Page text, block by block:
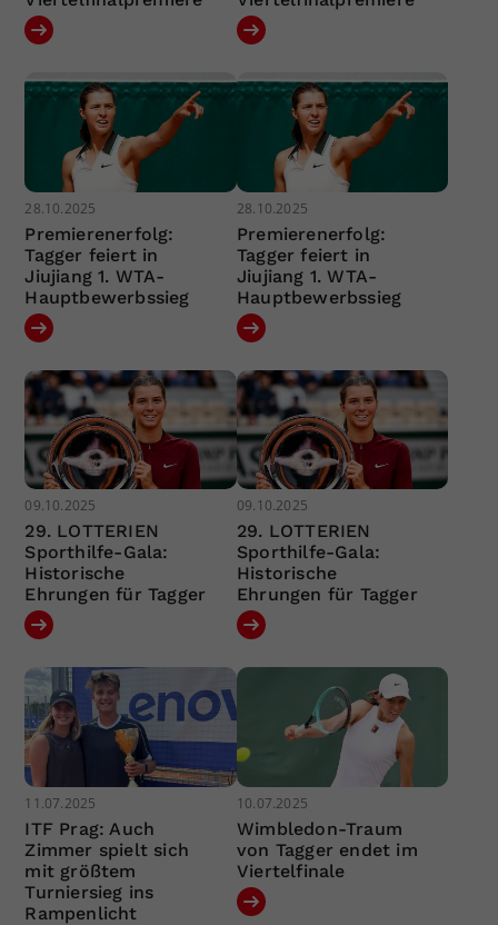
28.10.2025
Premierenerfolg:
Tagger feiert in
Jiujiang 1. WTA-
Hauptbewerbssieg
28.10.2025
Premierenerfolg:
Tagger feiert in
Jiujiang 1. WTA-
Hauptbewerbssieg
09.10.2025
29. LOTTERIEN
Sporthilfe-Gala:
Historische
Ehrungen für Tagger
09.10.2025
29. LOTTERIEN
Sporthilfe-Gala:
Historische
Ehrungen für Tagger
11.07.2025
ITF Prag: Auch
Zimmer spielt sich
mit größtem
Turniersieg ins
Rampenlicht
10.07.2025
Wimbledon-Traum
von Tagger endet im
Viertelfinale